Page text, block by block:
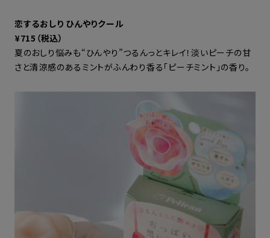
恋するおしり ひんやりクール
¥715（税込）
夏のおしり悩みも“ひんやり”つるんっとキレイ！淡いピーチの甘
さと清涼感のあるミントがふんわり香る「ピーチミント」の香り。